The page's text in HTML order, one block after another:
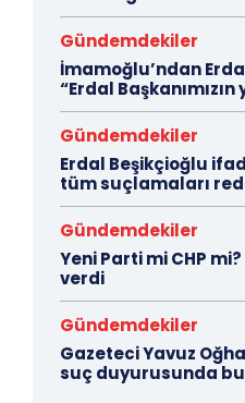
Gündemdekiler
İmamoğlu’ndan
“Erdal Başkanımızın
Gündemdekiler
Erdal Beşikçioğlu
tüm suçlamaları
Gündemdekiler
Yeni Parti mi CHP
verdi
Gündemdekiler
Gazeteci Yavuz
suç duyurusunda